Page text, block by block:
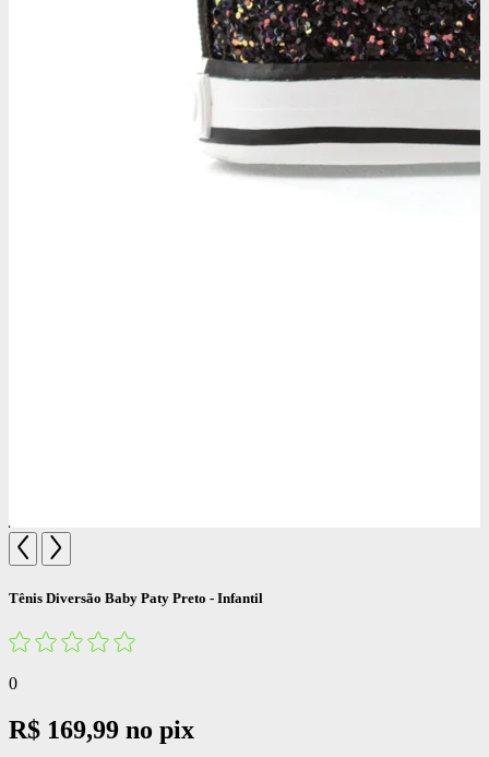
Tênis Diversão Baby Paty Preto - Infantil
0
R$ 169,99 no pix